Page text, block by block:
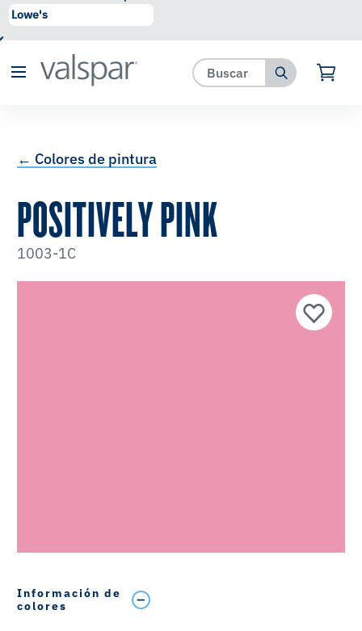
se ha agregado a favoritos.
← Colores de pintura
POSITIVELY PINK
1003-1C
Información de
colores